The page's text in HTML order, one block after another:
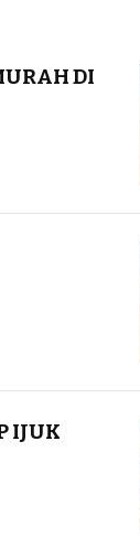
DI
IJUK